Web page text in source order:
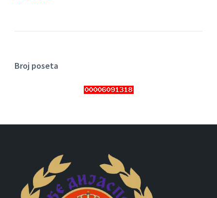
Broj poseta